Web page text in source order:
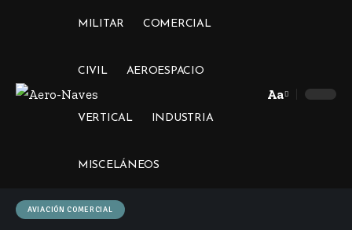
MILITAR COMERCIAL
CIVIL AEROESPACIO
VERTICAL INDUSTRIA
MISCELÁNEOS
Font
Aa
AVIACIÓN COMERCIAL